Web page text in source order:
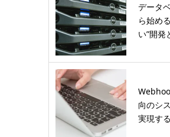
データ
ら始め
い”開発
向のシ
実現す